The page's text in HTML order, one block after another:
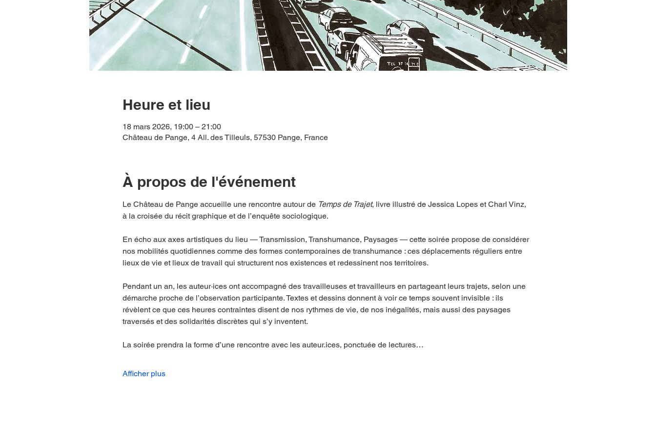
Heure et lieu
18 mars 2026, 19:00 – 21:00
Château de Pange, 4 All. des Tilleuls, 57530 Pange, France
À propos de l'événement
Le Château de Pange accueille une rencontre autour de Temps de Trajet, livre illustré de Jessica Lopes et Charl Vinz,
à la croisée du récit graphique et de l’enquête sociologique.
En écho aux axes artistiques du lieu — Transmission, Transhumance, Paysages — cette soirée propose de considérer
nos mobilités quotidiennes comme des formes contemporaines de transhumance : ces déplacements réguliers entre
lieux de vie et lieux de travail qui structurent nos existences et redessinent nos territoires.
Pendant un an, les auteur·ices ont accompagné des travailleuses et travailleurs en partageant leurs trajets, selon une
démarche proche de l’observation participante. Textes et dessins donnent à voir ce temps souvent invisible : ils
révèlent ce que ces heures contraintes disent de nos rythmes de vie, de nos inégalités, mais aussi des paysages
traversés et des solidarités discrètes qui s’y inventent.
La soirée prendra la forme d’une rencontre avec les auteur.ices, ponctuée de lectures…
Afficher plus